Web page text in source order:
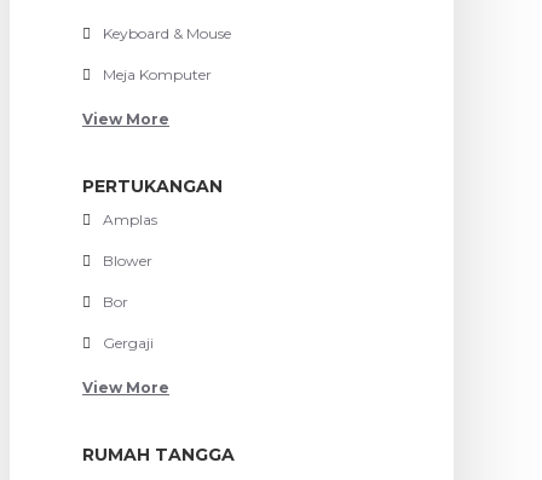
Keyboard & Mouse
Meja Komputer
View More
PERTUKANGAN
Amplas
Blower
Bor
Gergaji
View More
RUMAH TANGGA